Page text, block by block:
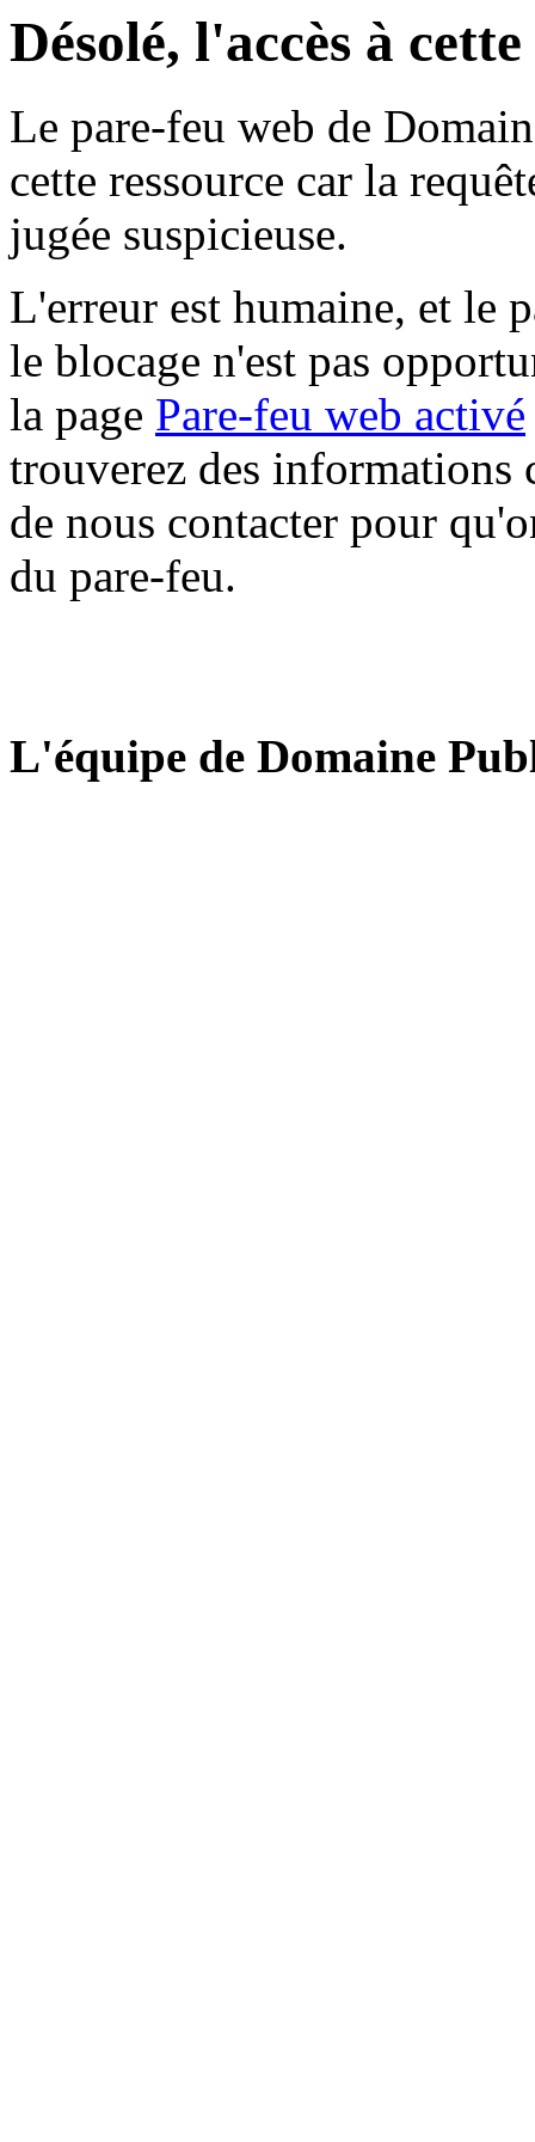
Désolé, l'accès à
Le pare-feu web de
cette ressource car la
jugée suspicieuse.
L'erreur est humaine, et le
le blocage n'est pas
la page Pare-feu web activé
trouverez des informations
de nous contacter pour
du pare-feu.
L'équipe de Domaine